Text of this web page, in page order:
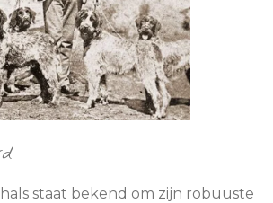
staat bekend om zijn robuuste